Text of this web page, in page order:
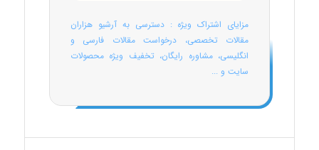
مزایای اشتراک ویژه : دسترسی به آرشیو هزاران
مقالات تخصصی، درخواست مقالات فارسی و
انگلیسی، مشاوره رایگان، تخفیف ویژه محصولات
سایت و ...